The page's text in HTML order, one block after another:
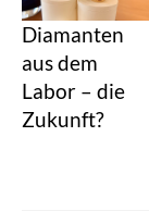
Diamanten
aus dem
Labor – die
Zukunft?